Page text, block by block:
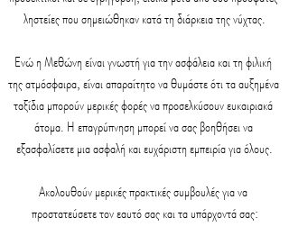
ληστείες που σημειώθηκαν κατά τη διάρκεια της νύχτας.
Ενώ η Μεθώνη είναι γνωστή για την ασφάλεια και τη φιλική
της ατμόσφαιρα, είναι απαραίτητο να θυμάστε ότι τα αυξημένα
ταξίδια μπορούν μερικές φορές να προσελκύσουν ευκαιριακά
άτομα. Η επαγρύπνηση μπορεί να σας βοηθήσει να
εξασφαλίσετε μια ασφαλή και ευχάριστη εμπειρία για όλους.
Ακολουθούν μερικές πρακτικές συμβουλές για να
προστατεύσετε τον εαυτό σας και τα υπάρχοντά σας: